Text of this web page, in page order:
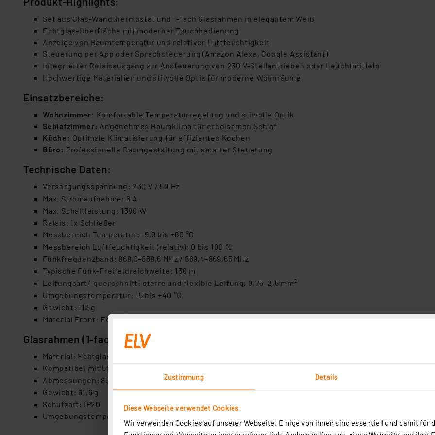
Zustimmung Details
Diese Webseite verwendet Cookies
Wir verwenden Cookies auf unserer Webseite. Einige von ihnen sind essentiell und damit für
Set aus Glas-Wandthermostat und 1-fach Glasrahmen in elegantem Weiß
Echtglas-Oberfläche mit moderner Touchbedienung
Anzeige von Raumtemperatur und relativer Luftfeuchtigkeit
Steuerung per App oder Sprachsteuerung (Amazon Alexa, Google Assistant)
Integrierter Relaisausgang zur Ansteuerung von 230 V-Stellantrieben oder Leuchtmitteln
Hochwertige Materialien und stilvolle Optik für moderne Wohnräume
Einsatzbereiche:
Wohnzimmer: Komfortable Temperaturregelung und stilvolle Optik
Schlafzimmer: Angenehmes Raumklima für erholsamen Schlaf
Küche: Optimale Klimatisierung für effizientes Kochen
Büro: Professionelle Raumgestaltung mit smarter Steuerung
Technische Daten:
Versorgungsspannung: 230 V / 50 Hz
Max. Stromaufnahme: 6 A
Max. Schaltleistung: 1380 W
Relais: 1x Schließer
Messbereich Temperatur: -9,9 bis +60 °C
Messbereich Luftfeuchtigkeit (relativ): 0 bis 100 %
Funkfrequenzband: 868,0–868,6 MHz / 869,4–869,65 MHz
Typische Funk-Freifeldreichweite: 130 m
Leitungsart/-querschnitt: starre und flexible Leitung, 0,75–2,5 mm²
Umgebungstemperatur: -5 bis +40 °C
Gewicht: 113 g
Material Front: Echt-Glas
Glasrahmen (1-fach):
Material: Echtglas, weiß
Kompatibel mit 55er-Rahmenmaß (z.
Abmessungen: 85
mm
Gewicht: 61,6 g
Schutzart: IP20
Umgebungstemperatur: -5 bis +40